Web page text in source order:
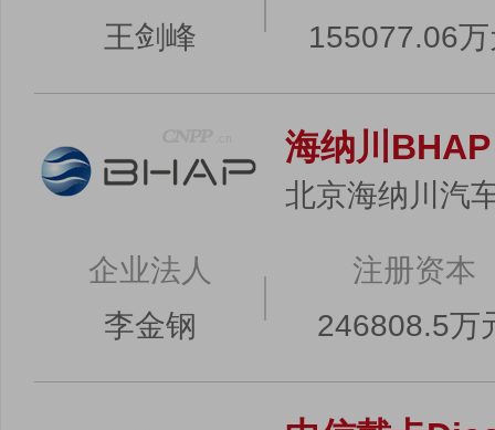
王剑峰
155077.06
海纳川BHAP
北京海纳川汽
企业法人
李金钢
注册资本
246808.5万